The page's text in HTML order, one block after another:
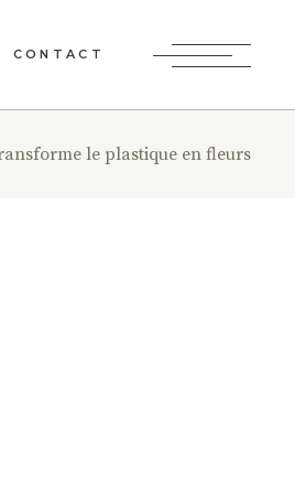
CONTACT
le plastique en fleurs